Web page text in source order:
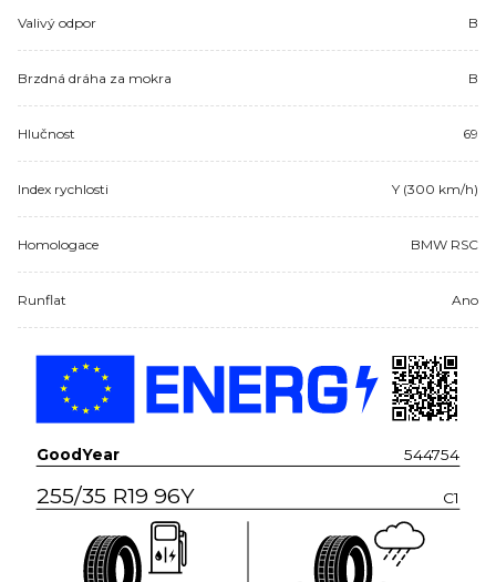
Valivý odpor B
Brzdná dráha za mokra B
Hlučnost 69
Index rychlosti Y (300 km/h)
Homologace BMW RSC
Runflat Ano
GoodYear 544754
255/35 R19 96Y C1